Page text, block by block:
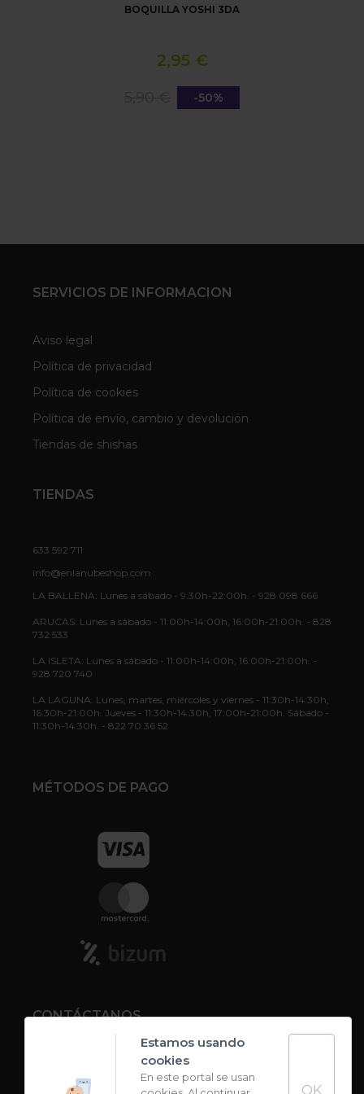
BOQUILLA YOSHI 3DA
2,95 €
-50%
SERVICIOS DE INFORMACION
Aviso legal
Política de privacidad
Política de cookies
Política de envío, cambio y devolución
Tiendas de shishas
TIENDAS
633 592 711
info@enlanubeshop.com
LA BALLENA: Lunes a sábado - 9:30h-22:00h. - 928 098 666
ARUCAS: Lunes a sábado - 11:00h-14:00h, 16:00h-21:00h. - 828
732 533
LA ISLETA: Lunes a sábado - 11:00h-14:00h, 16:00h-21:00h. -
928 720 740
LA LAGUNA: Lunes, martes, miércoles y viernes - 11:30h-14:30h,
16:30h-21:00h. Jueves - 11:30h-14:30h, 17:00h-21:00h. Sábado -
11:30h-14:30h. - 822 70 36 52
MÉTODOS DE PAGO
CONTÁCTANOS
Estamos usando
cookies
En este portal se usan
OK